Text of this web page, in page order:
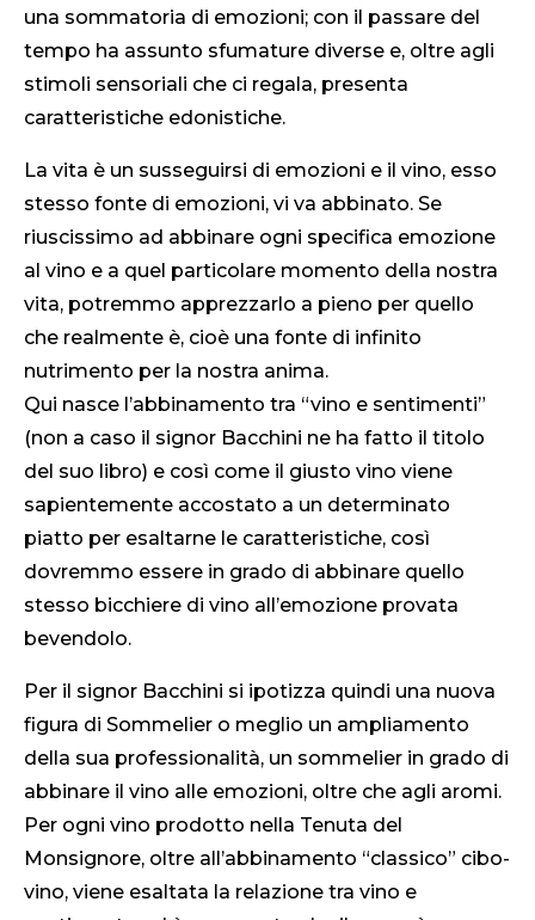
una sommatoria di emozioni; con il passare del
tempo ha assunto sfumature diverse e, oltre agli
stimoli sensoriali che ci regala, presenta
caratteristiche edonistiche.
La vita è un susseguirsi di emozioni e il vino, esso
stesso fonte di emozioni, vi va abbinato. Se
riuscissimo ad abbinare ogni specifica emozione
al vino e a quel particolare momento della nostra
vita, potremmo apprezzarlo a pieno per quello
che realmente è, cioè una fonte di infinito
nutrimento per la nostra anima.
Qui nasce l’abbinamento tra “vino e sentimenti”
(non a caso il signor Bacchini ne ha fatto il titolo
del suo libro) e così come il giusto vino viene
sapientemente accostato a un determinato
piatto per esaltarne le caratteristiche, così
dovremmo essere in grado di abbinare quello
stesso bicchiere di vino all’emozione provata
bevendolo.
Per il signor Bacchini si ipotizza quindi una nuova
figura di Sommelier o meglio un ampliamento
della sua professionalità, un sommelier in grado di
abbinare il vino alle emozioni, oltre che agli aromi.
Per ogni vino prodotto nella Tenuta del
Monsignore, oltre all’abbinamento “classico” cibo-
vino, viene esaltata la relazione tra vino e